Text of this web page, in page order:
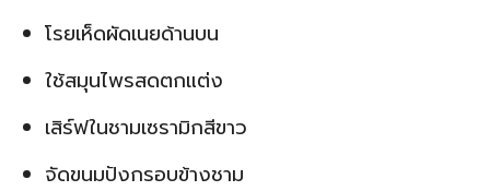
โรยเห็ดผัดเนยด้านบน
ใช้สมุนไพรสดตกแต่ง
เสิร์ฟในชามเซรามิกสีขาว
จัดขนมปังกรอบข้างชาม